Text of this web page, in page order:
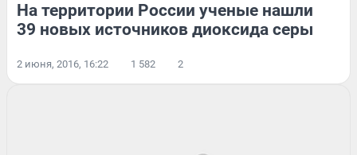
На территории России ученые нашли
39 новых источников диоксида серы
2 июня, 2016, 16:22 1 582 2